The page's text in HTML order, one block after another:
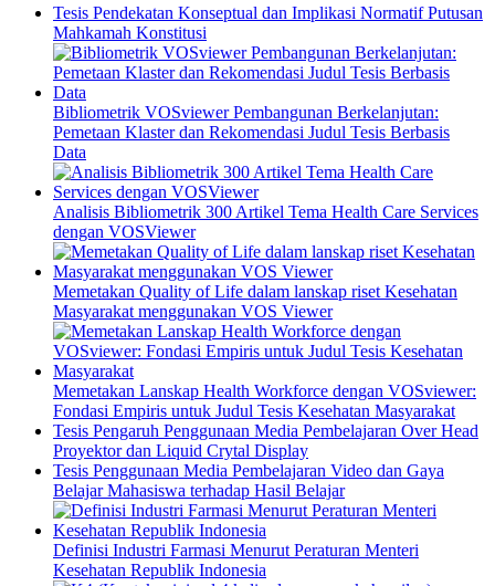
Tesis Pendekatan Konseptual dan Implikasi Normatif Putusan
Mahkamah Konstitusi
Bibliometrik VOSviewer Pembangunan Berkelanjutan:
Pemetaan Klaster dan Rekomendasi Judul Tesis Berbasis
Data
Analisis Bibliometrik 300 Artikel Tema Health Care Services
dengan VOSViewer
Memetakan Quality of Life dalam lanskap riset Kesehatan
Masyarakat menggunakan VOS Viewer
Memetakan Lanskap Health Workforce dengan VOSviewer:
Fondasi Empiris untuk Judul Tesis Kesehatan Masyarakat
Tesis Pengaruh Penggunaan Media Pembelajaran Over Head
Proyektor dan Liquid Crytal Display
Tesis Penggunaan Media Pembelajaran Video dan Gaya
Belajar Mahasiswa terhadap Hasil Belajar
Definisi Industri Farmasi Menurut Peraturan Menteri
Kesehatan Republik Indonesia